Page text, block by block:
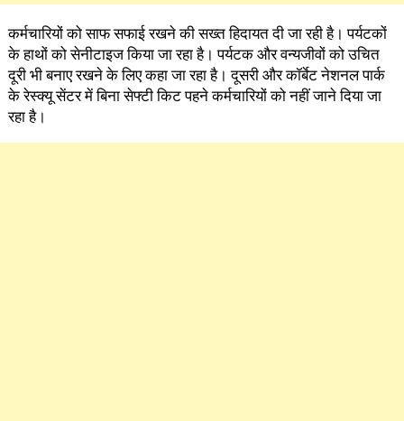
कर्मचारियों को साफ सफाई रखने की सख्त हिदायत दी जा रही है। पर्यटकों
के हाथों को सेनीटाइज किया जा रहा है। पर्यटक और वन्यजीवों को उचित
दूरी भी बनाए रखने के लिए कहा जा रहा है। दूसरी और कॉर्बेट नेशनल पार्क
के रेस्क्यू सेंटर में बिना सेफ्टी किट पहने कर्मचारियों को नहीं जाने दिया जा
रहा है।